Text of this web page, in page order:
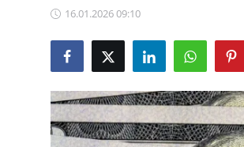
Çeviriciler
TCMB Kurları
Kapalı Çarşı
16.01.2026 09:10